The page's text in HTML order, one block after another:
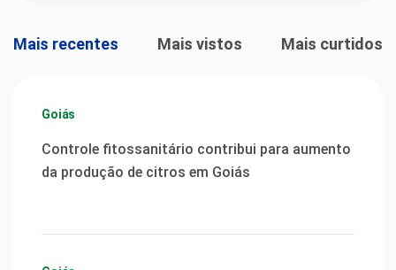
Mais recentes Mais vistos Mais curtidos
Goiás
Controle fitossanitário contribui para aumento
da produção de citros em Goiás